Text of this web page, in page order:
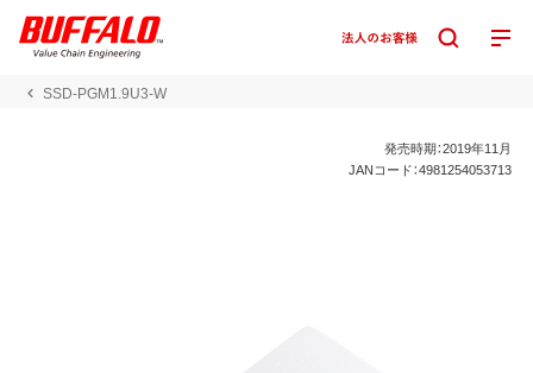
SSD-PGM1.9U3-W
発売時期：2019年11月
JANコード：4981254053713